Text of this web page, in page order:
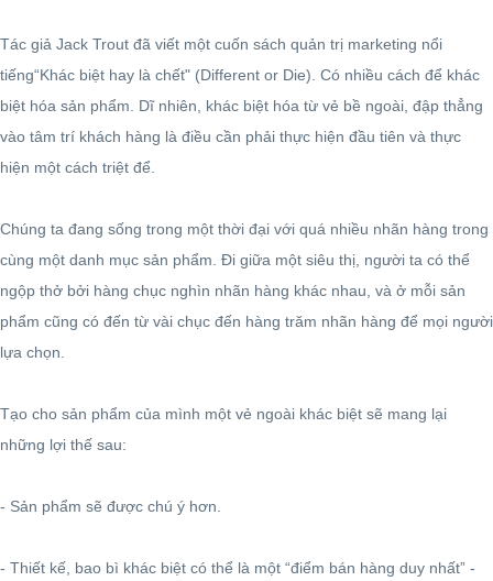
Tác giả Jack Trout đã viết một cuốn sách quản trị marketing nổi
tiếng“Khác biệt hay là chết" (Different or Die). Có nhiều cách để khác
biệt hóa sản phẩm. Dĩ nhiên, khác biệt hóa từ vẻ bề ngoài, đập thẳng
vào tâm trí khách hàng là điều cần phải thực hiện đầu tiên và thực
hiện một cách triệt để.
Chúng ta đang sống trong một thời đại với quá nhiều nhãn hàng trong
cùng một danh mục sản phẩm. Đi giữa một siêu thị, người ta có thể
ngộp thở bởi hàng chục nghìn nhãn hàng khác nhau, và ở mỗi sản
phẩm cũng có đến từ vài chục đến hàng trăm nhãn hàng để mọi người
lựa chọn.
Tạo cho sản phẩm của mình một vẻ ngoài khác biệt sẽ mang lại
những lợi thế sau:
- Sản phẩm sẽ được chú ý hơn.
- Thiết kế, bao bì khác biệt có thể là một “điểm bán hàng duy nhất” -